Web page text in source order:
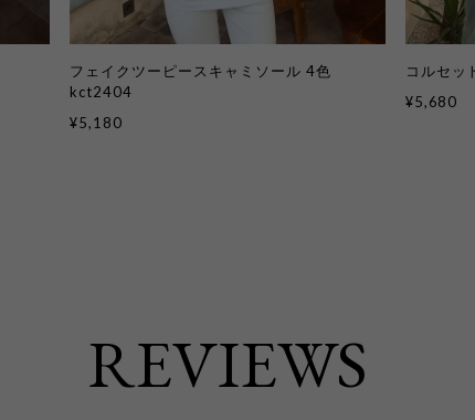
フェイクツーピースキャミソール 4色
kct2404
¥5,180
コルセ
¥5,680
REVIEWS